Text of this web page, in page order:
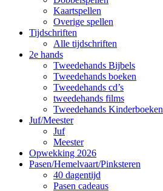
Kaartspellen
Overige spellen
Tijdschriften
Alle tijdschriften
2e hands
Tweedehands Bijbels
Tweedehands boeken
Tweedehands cd’s
tweedehands films
Tweedehands Kinderboeken
Juf/Meester
Juf
Meester
Opwekking 2026
Pasen/Hemelvaart/Pinksteren
40 dagentijd
Pasen cadeaus